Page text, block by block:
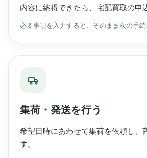
内容に納得できたら、宅配買取の申
必要事項を入力すると、そのまま次の手続
集荷・発送を行う
希望日時にあわせて集荷を依頼し、
す。